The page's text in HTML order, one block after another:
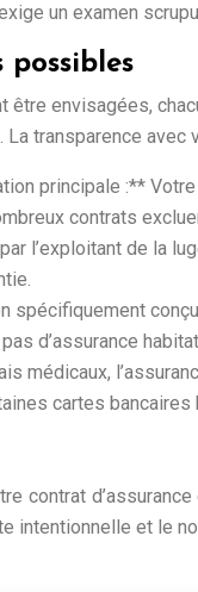
un examen
possibles
être envisagées,
transparence
principale :**
contrats
l’exploitant de la
spécifiquement
d’assurance
médicaux,
cartes
contrat
intentionnelle et le